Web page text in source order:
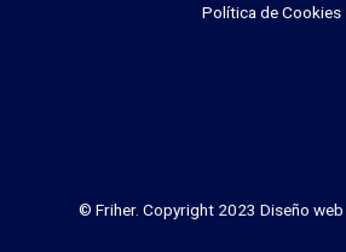
Política de Cookies
© Friher. Copyright 2023 Diseño web